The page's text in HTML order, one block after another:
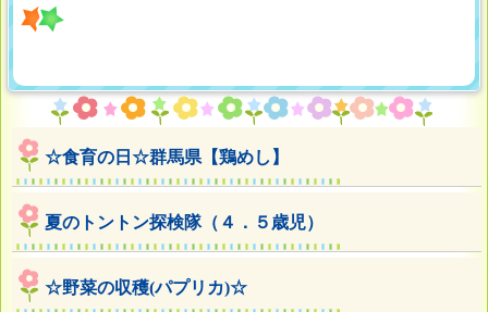
☆食育の日☆群馬県【鶏めし】
夏のトントン探検隊（４．５歳児）
☆野菜の収穫(パプリカ)☆